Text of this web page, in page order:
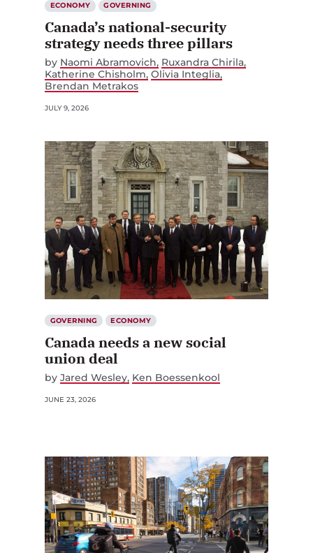
ECONOMY GOVERNING
Canada’s national-security
strategy needs three pillars
by Naomi Abramovich Ruxandra Chirila
Katherine Chisholm Olivia Integlia
Brendan Metrakos
JULY 9, 2026
GOVERNING ECONOMY
Canada needs a new social
union deal
by Jared Wesley Ken Boessenkool
JUNE 23, 2026